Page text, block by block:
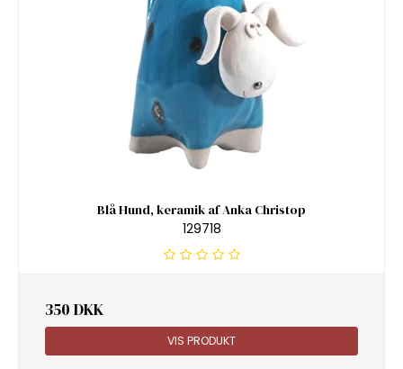
Blå Hund, keramik af Anka Christop
129718
350 DKK
VIS PRODUKT